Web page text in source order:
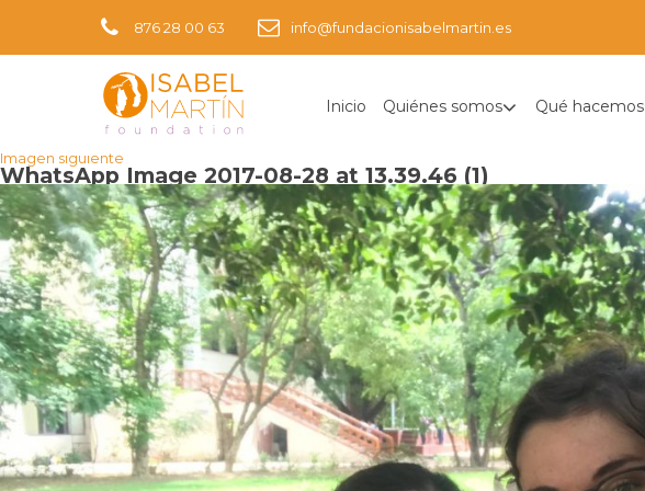
876 28 00 63 info@fundacionisabelmartin.es
Inicio Quiénes somos Qué hacemos
Imagen siguiente
WhatsApp Image 2017-08-28 at 13.39.46 (1)